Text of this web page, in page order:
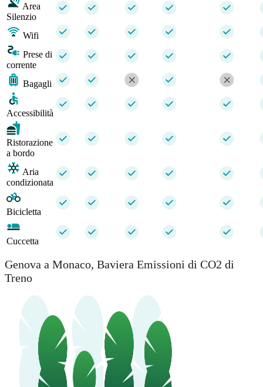
Area
Silenzio
Wifi
Prese di
corrente
Bagagli
Accessibilità
Ristorazione
a bordo
Aria
condizionata
Bicicletta
Cuccetta
Genova a Monaco, Baviera Emissioni di CO2 di
Treno